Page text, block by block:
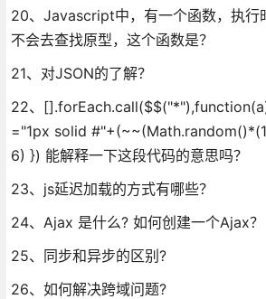
20、Javascript中，有一个函数，执行
不会去查找原型，这个函数是？
21、对JSON的了解？
22、
="1px solid
6) }) 能解释一下这段代码的意思吗？
23、js延迟加载的方式有哪些？
24、Ajax 是什么? 如何创建一个Ajax？
25、同步和异步的区别?
26、如何解决跨域问题?